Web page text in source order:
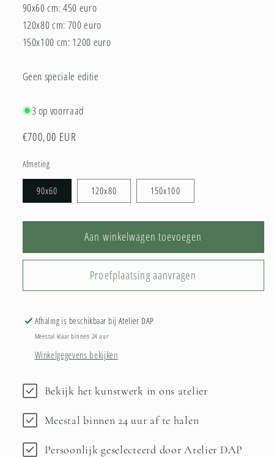
90x60 cm: 450 euro
120x80 cm: 700 euro
150x100 cm: 1200 euro
Geen speciale editie
3 op voorraad
Normale
€700,00 EUR
Afmeting
90x60 120x80 150x100
Aan winkelwagen toevoegen
Proefplaatsing aanvragen
Afhaling is beschikbaar bij Atelier DAP
Meestal klaar binnen 24 uur
Winkelgegevens bekijken
Bekijk het kunstwerk in ons atelier
Meestal binnen 24 uur af te halen
Persoonlijk geselecteerd door Atelier DAP